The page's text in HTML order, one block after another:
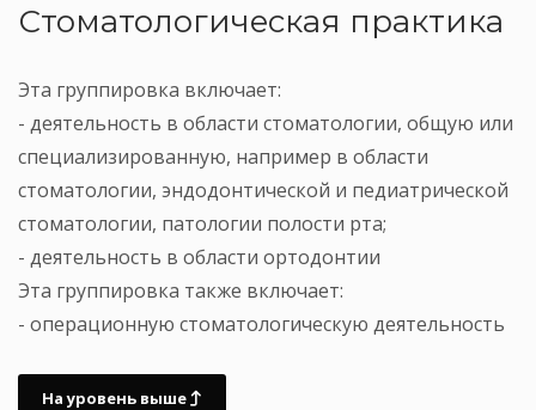
Стоматологическая практика
Эта группировка включает:
- деятельность в области стоматологии, общую или
специализированную, например в области
стоматологии, эндодонтической и педиатрической
стоматологии, патологии полости рта;
- деятельность в области ортодонтии
Эта группировка также включает:
- операционную стоматологическую деятельность
На уровень выше